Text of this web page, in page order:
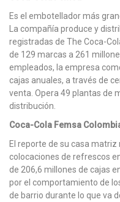
Es el embotellador más
La compañía produce y
registradas de The Coca-
de 129 marcas a 261
empleados, la empresa
cajas anuales, a través de
venta. Opera 49 plantas de
distribución.
Coca-Cola Femsa
El reporte de su casa
colocaciones de refrescos
de 206,6 millones de cajas
por el comportamiento de
de barrio durante lo que va